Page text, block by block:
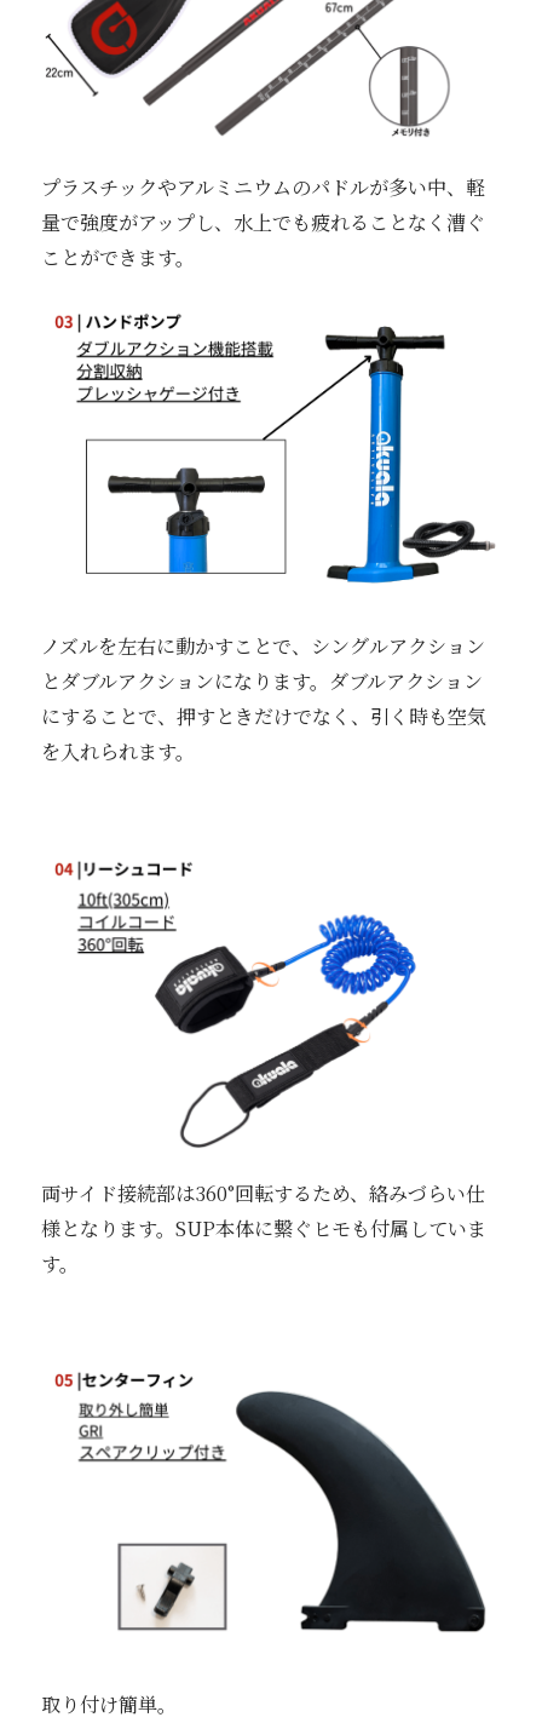
プラスチックやアルミニウムのパドルが多い中、軽
量で強度がアップし、水上でも疲れることなく漕ぐ
ことができます。
ノズルを左右に動かすことで、シングルアクション
とダブルアクションになります。ダブルアクション
にすることで、押すときだけでなく、引く時も空気
を入れられます。
両サイド接続部は360°回転するため、絡みづらい仕
様となります。SUP本体に繋ぐヒモも付属していま
す。
取り付け簡単。